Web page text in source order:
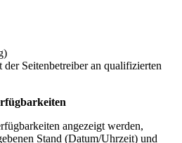
Seitenbetreiber an qualifizierten
angezeigt werden,
Stand (Datum/Uhrzeit) und